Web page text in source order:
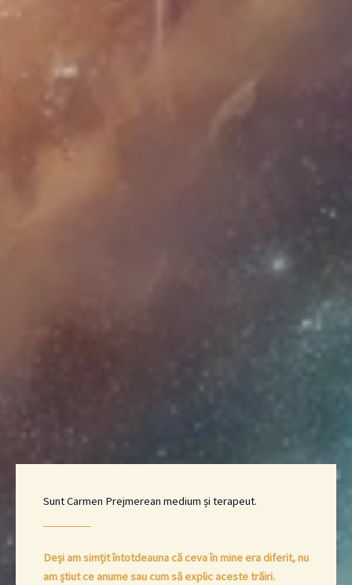
Sunt Carmen Prejmerean medium și terapeut.
Deși am simțit întotdeauna că ceva în mine era diferit, nu
am știut ce anume sau cum să explic aceste trăiri.